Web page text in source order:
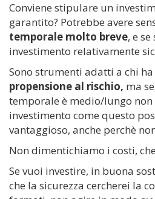
Conviene stipulare un
garantito? Potrebbe avere
temporale molto breve, e
investimento relativamente
Sono strumenti adatti a chi ha
propensione al rischio, ma
temporale è medio/lungo non
investimento come questo
vantaggioso, anche perchè
Non dimentichiamo i costi,
Se vuoi investire, in buona
che la sicurezza cercherei la